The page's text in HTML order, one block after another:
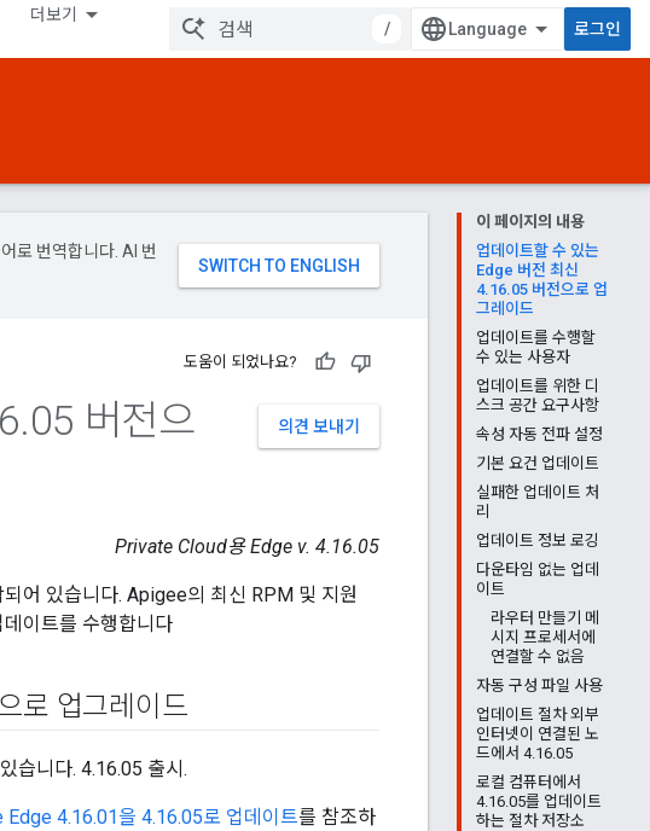
더보기
/ 로그인
이 페이지의 내용
업데이트할 수 있는
Edge 버전 최신
4.16.05 버전으로 업
그레이드
업데이트를 수행할
수 있는 사용자
업데이트를 위한 디
스크 공간 요구사항
속성 자동 전파 설정
기본 요건 업데이트
실패한 업데이트 처
리
업데이트 정보 로깅
다운타임 없는 업데
이트
라우터 만들기 메
시지 프로세서에
연결할 수 없음
자동 구성 파일 사용
업데이트 절차 외부
인터넷이 연결된 노
드에서 4.16.05
로컬 컴퓨터에서
4.16.05를 업데이트
하는 절차 저장소
로 번역합니다. AI 번
도움이 되었나요?
의견 보내기
.05 버전으
Private Cloud용 Edge v. 4.16.05
어 있습니다. Apigee의 최신 RPM 및 지원
이트를 수행합니다
로 업그레이드
습니다. 4.16.05 출시.
Edge 4.16.01을 4.16.05로 업데이트를 참조하